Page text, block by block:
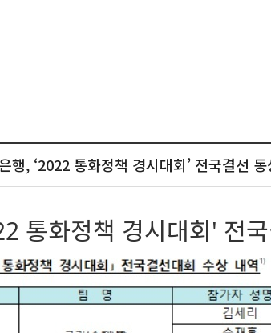
행, ‘2022 통화정책 경시대회’ 전국결선
통화정책 경시대회' 전